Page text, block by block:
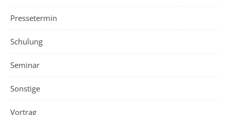
Pressetermin
Schulung
Seminar
Sonstige
Vortrag